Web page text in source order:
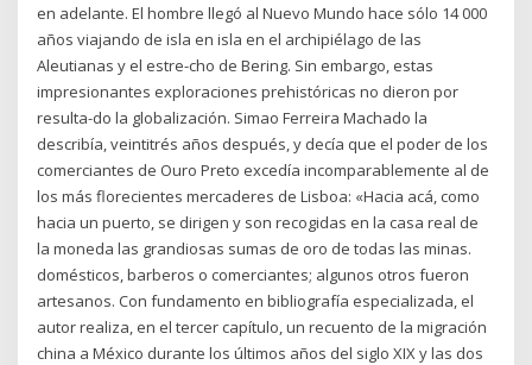
en adelante. El hombre llegó al Nuevo Mundo hace sólo 14 000
años viajando de isla en isla en el archipiélago de las
Aleutianas y el estre-cho de Bering. Sin embargo, estas
impresionantes exploraciones prehistóricas no dieron por
resulta-do la globalización. Simao Ferreira Machado la
describía, veintitrés años después, y decía que el poder de los
comerciantes de Ouro Preto excedía incomparablemente al de
los más florecientes mercaderes de Lisboa: «Hacia acá, como
hacia un puerto, se dirigen y son recogidas en la casa real de
la moneda las grandiosas sumas de oro de todas las minas.
domésticos, barberos o comerciantes; algunos otros fueron
artesanos. Con fundamento en bibliografía especializada, el
autor realiza, en el tercer capítulo, un recuento de la migración
china a México durante los últimos años del siglo XIX y las dos